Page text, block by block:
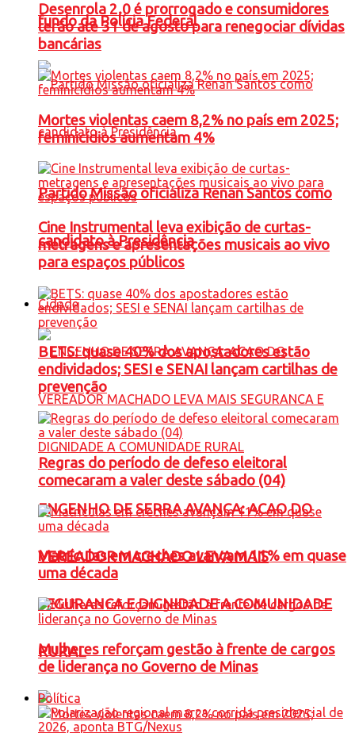
fundo da Polícia Federal
Partido Missão oficializa Renan Santos como
candidato à Presidência
Cidade
ENGENHO DE SERRA AVANÇA: ACAO DO
VEREADOR MACHADO LEVA MAIS
SEGURANCA E DIGNIDADE A COMUNIDADE
RURAL
Desenrola 2.0 é prorrogado e consumidores
terão até 31 de agosto para renegociar dívidas
bancárias
Mortes violentas caem 8,2% no país em 2025;
feminicídios aumentam 4%
Cine Instrumental leva exibição de curtas-
metragens e apresentações musicais ao vivo
para espaços públicos
BETS: quase 40% dos apostadores estão
endividados; SESI e SENAI lançam cartilhas de
prevenção
Regras do período de defeso eleitoral
comecaram a valer deste sábado (04)
Matrículas em creches avançam 11% em quase
uma década
Mulheres reforçam gestão à frente de cargos
de liderança no Governo de Minas
Política